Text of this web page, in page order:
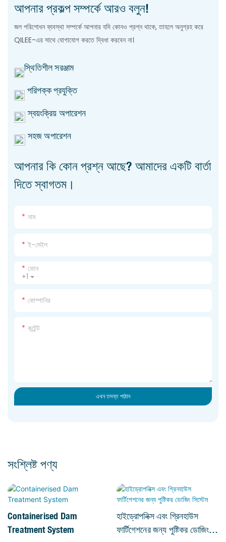
আপনার প্রকল্প সম্পর্কে আরও বলুন!
জল পরিশোধন ব্যবস্থা সম্পর্কে আপনার যদি কোনও প্রশ্ন থাকে, তাহলে অনুগ্রহ করে
QILEE-এর সাথে যোগাযোগ করতে দ্বিধা করবেন না।
স্থিতিশীল সরঞ্জাম
পরিপক্ক প্রযুক্তি
স্বয়ংক্রিয় অপারেশন
সহজ অপারেশন
আপনার কি কোন প্রশ্ন আছে? আমাদের একটি বার্তা
দিতে স্বাগতম।
নাম
ই-মেইল
+1
ফোন
কোম্পানির
কন্টেন্ট
এখন তদন্ত পাঠান
সংশ্লিষ্ট পণ্য
Containerised Dam
Treatment System
হাইড্রোপনিক্স এবং গ্রিনহাউস
ফার্টিগেশনের জন্য পুষ্টিকর ডোজিং